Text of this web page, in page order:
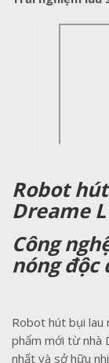
Robot
Dreame
Công
nóng độc
Robot hút bụi lau
phẩm mới từ nhà
nhất và sở hữu